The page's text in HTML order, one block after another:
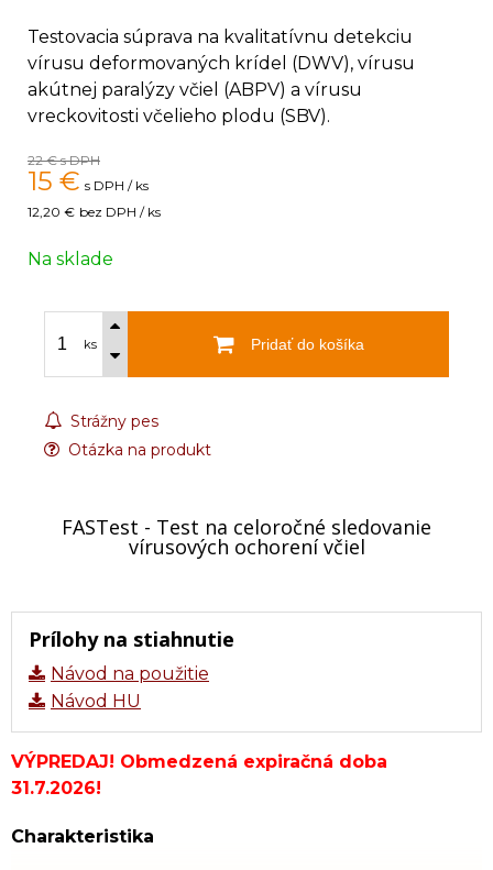
Testovacia súprava na kvalitatívnu detekciu
vírusu deformovaných krídel (DWV), vírusu
akútnej paralýzy včiel (ABPV) a vírusu
vreckovitosti včelieho plodu (SBV).
22 €s DPH
15 € s DPH / ks
12,20 € bez DPH / ks
Na sklade
ks Pridať do košíka
Strážny pes
Otázka na produkt
FASTest - Test na celoročné sledovanie
vírusových ochorení včiel
Prílohy na stiahnutie
Návod na použitie
Návod HU
VÝPREDAJ! Obmedzená expiračná doba
31.7.2026!
Charakteristika